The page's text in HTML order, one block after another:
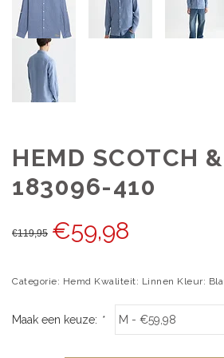
HEMD SCOTCH
183096-410
€119,95 €59,98
Categorie: Hemd Kwaliteit: Linnen Kleur:
Maak een keuze: *